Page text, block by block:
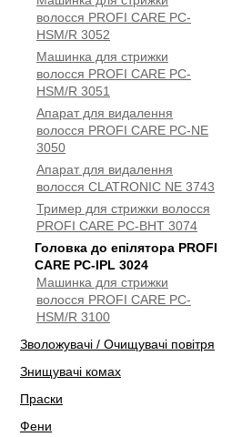
волосся PROFI CARE PC-
HSM/R 3052
Машинка для стрижки
волосся PROFI CARE PC-
HSM/R 3051
Апарат для видалення
волосся PROFI CARE PC-NE
3050
Апарат для видалення
волосся CLATRONIC NE 3743
Тример для стрижки волосся
PROFI CARE PC-BHT 3074
Головка до епілятора PROFI
CARE PC-IPL 3024
Машинка для стрижки
волосся PROFI CARE PC-
HSM/R 3100
Зволожувачі / Очищувачі повітря
Знищувачі комах
Праски
Фени